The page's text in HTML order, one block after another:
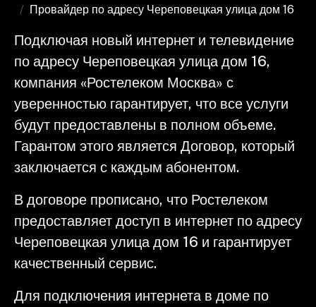
Провайдер по адресу Череповецкая улица дом 16
Подключая новый интернет и телевидение
по адресу Череповецкая улица дом 16,
компания «Ростелеком Москва» с
уверенностью гарантирует, что все услуги
будут предоставлены в полном объеме.
Гарантом этого является Договор, который
заключается с каждым абонентом.
В договоре прописано, что Ростелеком
предоставляет доступ в интернет по адресу
Череповецкая улица дом 16 и гарантирует
качественный сервис.
Для подключения интернета в доме по